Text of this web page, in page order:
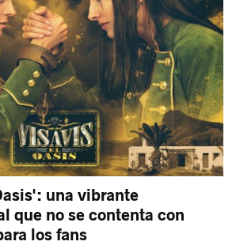
una vibrante
que no se contenta con
los fans